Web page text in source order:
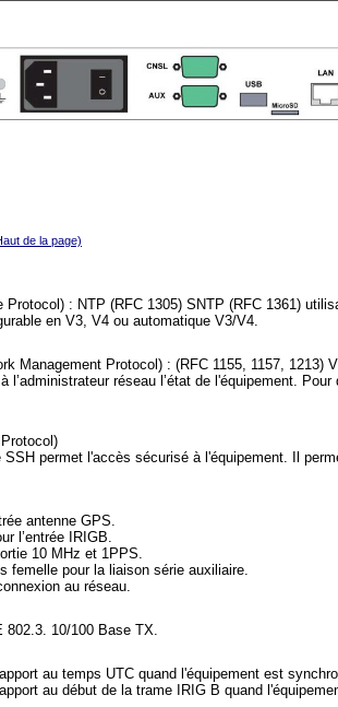
de la page)
Protocol) : NTP (RFC 1305) SNTP (RFC 1361)
en V3, V4 ou automatique V3/V4.
Management Protocol) : (RFC 1155, 1157, 1213)
l’administrateur réseau l’état de l'équipement.
SSH permet l'accès sécurisé à l'équipement. Il
antenne GPS.
l’entrée IRIGB.
10 MHz et 1PPS.
femelle pour la liaison série auxiliaire.
au réseau.
802.3. 10/100 Base TX.
au temps UTC quand l'équipement est
au début de la trame IRIG B quand